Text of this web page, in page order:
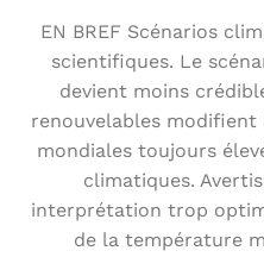
EN BREF Scénarios
scientifiques. Le
devient moins
renouvelables modifient
mondiales toujours
climatiques.
interprétation trop
de la température